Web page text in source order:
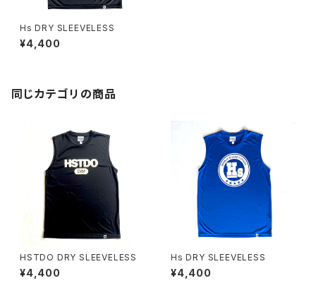
Hs DRY SLEEVELESS
¥4,400
同じカテゴリの商品
HSTDO DRY SLEEVELESS
¥4,400
Hs DRY SLEEVELESS
¥4,400